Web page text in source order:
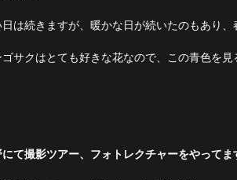
は続きますが、暖かな日が続いたのもあり
サクはとても好きな花なので、この青色を
て撮影ツアー、フォトレクチャーをやって